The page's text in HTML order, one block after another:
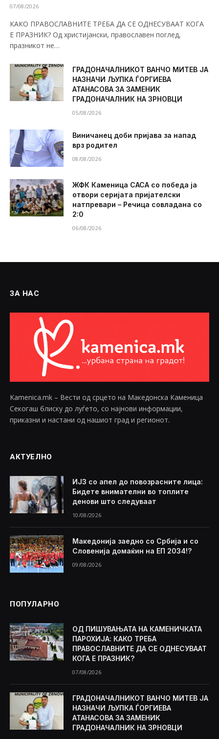
07/08/2026
КАКО ПРАВОСЛАВНИТЕ ТРЕБА ДА СЕ ОДНЕСУВААТ КОГА
Е ПРАЗНИК? Од христијански, православен поглед,
празникот не…
ГРАДОНАЧАЛНИКОТ ВАНЧО МИТЕВ ЈА
НАЗНАЧИ ЉУПКА ЃОРГИЕВА
АТАНАСОВА ЗА ЗАМЕНИК
ГРАДОНАЧАЛНИК НА ЗРНОВЦИ
05/08/2026
Виничанец доби пријава за напад
врз родител
08/08/2026
ЖФК Каменица САСА со победа ја
отвори серијата пријателски
натпревари – Речица совладана со
2:0
06/08/2026
ЗА НАС
Kamenica.mk – Вести од срцето на Македонска Каменица
Секогаш блиску до луѓето, со најнови информации,
приказни и настани од нашиот град и регионот.
АКТУЕЛНО
ИЈЗ со апел до повозрасните лица:
Бидете внимателни во топлите
денови што следуваат
10/08/2026
Македонија заедно со Србија и со
Словенија домаќин на ЕП 2034!?
09/08/2026
ПОПУЛАРНО
ОД ПИШУВАЊАТА НА КАМЕНИЧКАТА
ПАРОХИЈА: КАКО ТРЕБА
ПРАВОСЛАВНИТЕ ДА СЕ ОДНЕСУВААТ
КОГА Е ПРАЗНИК?
07/08/2026
ГРАДОНАЧАЛНИКОТ ВАНЧО МИТЕВ ЈА
НАЗНАЧИ ЉУПКА ЃОРГИЕВА
АТАНАСОВА ЗА ЗАМЕНИК
ГРАДОНАЧАЛНИК НА ЗРНОВЦИ